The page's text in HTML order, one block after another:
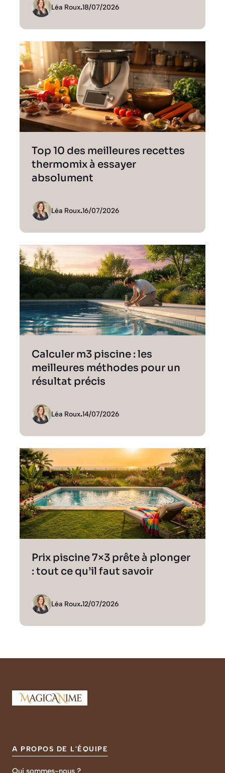
Léa Roux.18/07/2026
Top 10 des meilleures recettes
thermomix à essayer
absolument
Léa Roux.16/07/2026
Calculer m3 piscine : les
meilleures méthodes pour un
résultat précis
Léa Roux.14/07/2026
Prix piscine 7×3 prête à plonger
: tout ce qu’il faut savoir
Léa Roux.12/07/2026
A PROPOS DE L'ÉQUIPE
Qui sommes-nous ?